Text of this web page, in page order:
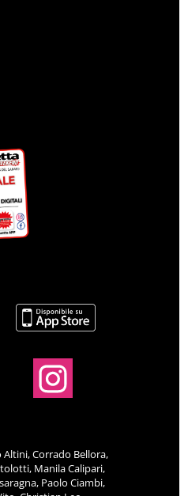
Altini, Corrado Bellora,
Manila Calipari,
Paolo Ciambi,